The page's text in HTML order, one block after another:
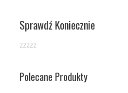
Sprawdź Koniecznie
zzzzz
Polecane Produkty